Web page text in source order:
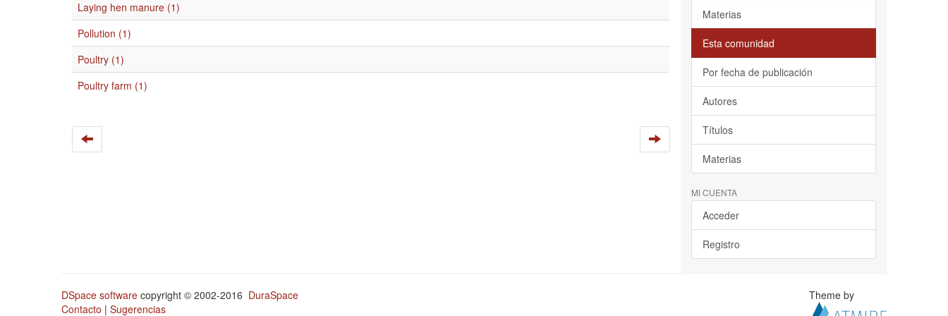
Laying hen manure (1)
Pollution (1)
Poultry (1)
Poultry farm (1)
Materias
Esta comunidad
Por fecha de publicación
Autores
Títulos
Materias
MI CUENTA
Acceder
Registro
DSpace software copyright © 2002-2016 DuraSpace
Contacto | Sugerencias
Theme by